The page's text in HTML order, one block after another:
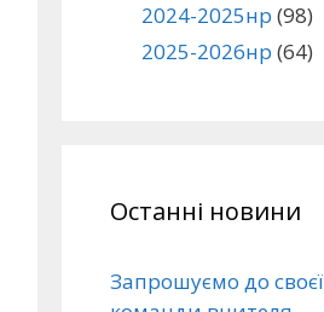
2024-2025нр (98)
2025-2026нр (64)
Останні новини
Запрошуємо до своєї